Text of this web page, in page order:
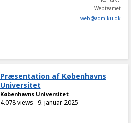
Webteamet
web@adm.ku.dk
Præsentation af Københavns
Universitet
Københavns Universitet
4.078 views 9. januar 2025